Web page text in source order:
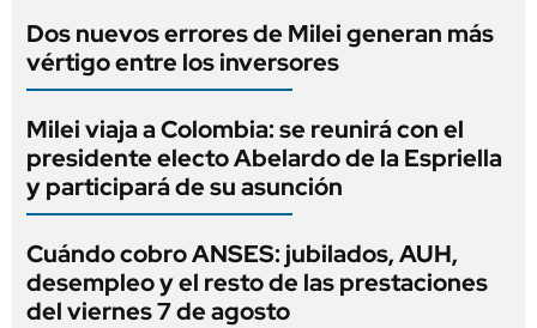
Dos nuevos errores de Milei generan más
vértigo entre los inversores
Milei viaja a Colombia: se reunirá con el
presidente electo Abelardo de la Espriella
y participará de su asunción
Cuándo cobro ANSES: jubilados, AUH,
desempleo y el resto de las prestaciones
del viernes 7 de agosto